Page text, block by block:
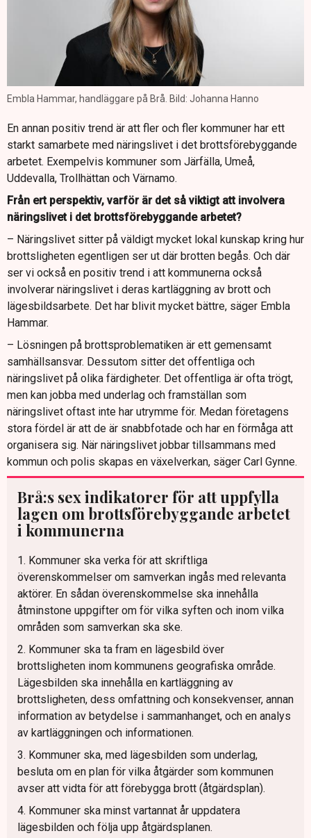
Embla Hammar, handläggare på Brå. Bild: Johanna Hanno
En annan positiv trend är att fler och fler kommuner har ett
starkt samarbete med näringslivet i det brottsförebyggande
arbetet. Exempelvis kommuner som Järfälla, Umeå,
Uddevalla, Trollhättan och Värnamo.
Från ert perspektiv, varför är det så viktigt att involvera
näringslivet i det brottsförebyggande arbetet?
– Näringslivet sitter på väldigt mycket lokal kunskap kring hur
brottsligheten egentligen ser ut där brotten begås. Och där
ser vi också en positiv trend i att kommunerna också
involverar näringslivet i deras kartläggning av brott och
lägesbildsarbete. Det har blivit mycket bättre, säger Embla
Hammar.
– Lösningen på brottsproblematiken är ett gemensamt
samhällsansvar. Dessutom sitter det offentliga och
näringslivet på olika färdigheter. Det offentliga är ofta trögt,
men kan jobba med underlag och framställan som
näringslivet oftast inte har utrymme för. Medan företagens
stora fördel är att de är snabbfotade och har en förmåga att
organisera sig. När näringslivet jobbar tillsammans med
kommun och polis skapas en växelverkan, säger Carl Gynne.
Brå:s sex indikatorer för att uppfylla
lagen om brottsförebyggande arbetet
i kommunerna
1. Kommuner ska verka för att skriftliga
överenskommelser om samverkan ingås med relevanta
aktörer. En sådan överenskommelse ska innehålla
åtminstone uppgifter om för vilka syften och inom vilka
områden som samverkan ska ske.
2. Kommuner ska ta fram en lägesbild över
brottsligheten inom kommunens geografiska område.
Lägesbilden ska innehålla en kartläggning av
brottsligheten, dess omfattning och konsekvenser, annan
information av betydelse i sammanhanget, och en analys
av kartläggningen och informationen.
3. Kommuner ska, med lägesbilden som underlag,
besluta om en plan för vilka åtgärder som kommunen
avser att vidta för att förebygga brott (åtgärdsplan).
4. Kommuner ska minst vartannat år uppdatera
lägesbilden och följa upp åtgärdsplanen.